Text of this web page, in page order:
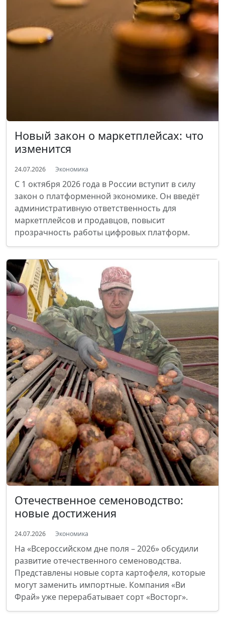
Новый закон о маркетплейсах: что
изменится
24.07.2026 Экономика
С 1 октября 2026 года в России вступит в силу
закон о платформенной экономике. Он введёт
административную ответственность для
маркетплейсов и продавцов, повысит
прозрачность работы цифровых платформ.
Отечественное семеноводство:
новые достижения
24.07.2026 Экономика
На «Всероссийском дне поля – 2026» обсудили
развитие отечественного семеноводства.
Представлены новые сорта картофеля, которые
могут заменить импортные. Компания «Ви
Фрай» уже перерабатывает сорт «Восторг».